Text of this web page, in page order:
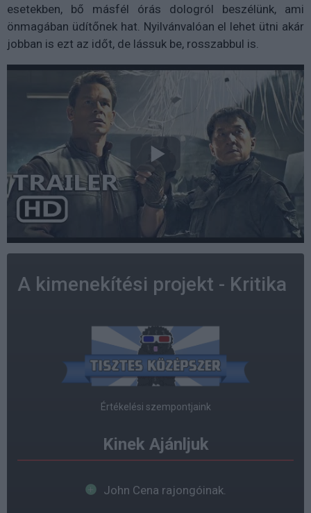
esetekben, bő másfél órás dologról beszélünk, ami
önmagában üdítőnek hat. Nyilvánvalóan el lehet ütni akár
jobban is ezt az időt, de lássuk be, rosszabbul is.
A kimenekítési projekt - Kritika
Értékelési szempontjaink
Kinek Ajánljuk
John Cena rajongóinak.